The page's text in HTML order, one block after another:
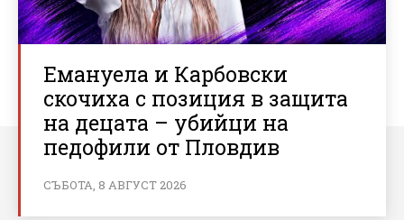
Емануела и Карбовски
скочиха с позиция в защита
на децата – убийци на
педофили от Пловдив
СЪБОТА, 8 АВГУСТ 2026